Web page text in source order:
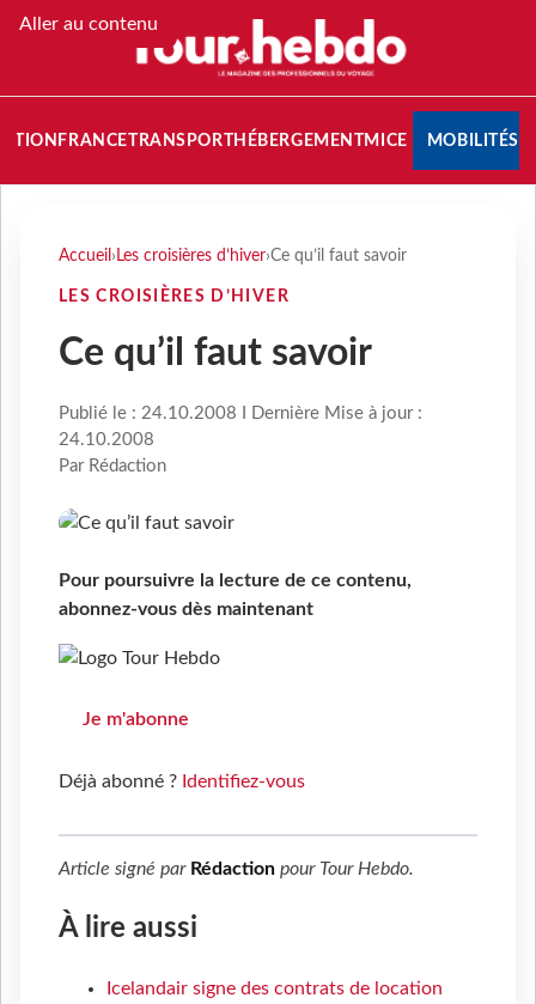
Aller au contenu
FRANCETRANSPORT HÉBERGEMENTMICE MOBILITÉS
Accueil › Les croisières d’hiver›Ce qu’il faut savoir
LES CROISIÈRES D’HIVER
Ce qu’il faut savoir
Publié le : 24.10.2008 I Dernière Mise à jour :
24.10.2008
Par Rédaction
Pour poursuivre la lecture de ce contenu,
abonnez-vous dès maintenant
Je m'abonne
Déjà abonné ? Identifiez-vous
Article signé par Rédaction pour Tour Hebdo.
À lire aussi
Icelandair signe des contrats de location